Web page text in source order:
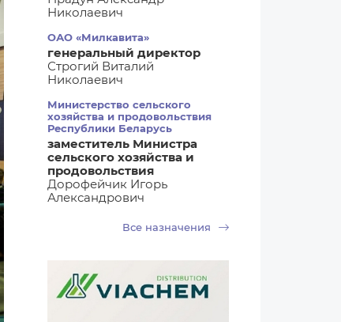
Николаевич
ОАО «Милкавита»
генеральный директор
Строгий Виталий
Николаевич
Министерство сельского
хозяйства и продовольствия
Республики Беларусь
заместитель Министра
сельского хозяйства и
продовольствия
Дорофейчик Игорь
Александрович
Все назначения